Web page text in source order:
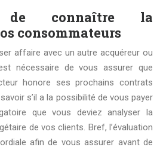
de connaître la
consommateurs
affaire avec un autre acquéreur ou
nécessaire de vous assurer que
honore ses prochains contrats
s’il a la possibilité de vous payer
que vous deviez analyser la
de vos clients. Bref, l’évaluation
afin de vous assurer avant de